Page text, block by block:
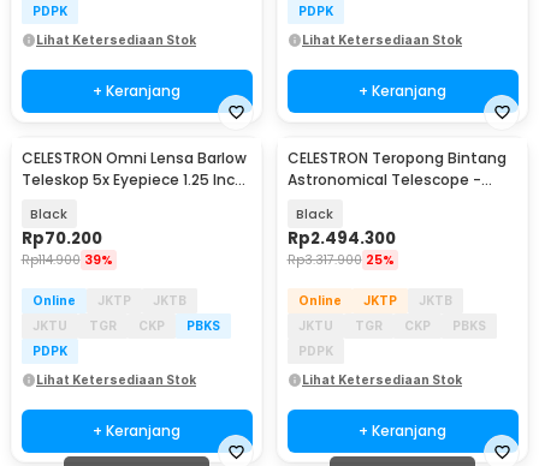
PDPK
Lihat Ketersediaan Stok
+ Keranjang
PDPK
Lihat Ketersediaan Stok
+ Keranjang
CELESTRON Omni Lensa Barlow
Teleskop 5x Eyepiece 1.25 Inch
Black
Rp70.200
Rp114.900 39%
Online JKTP
JKTB
JKTU
TGR CKP
PBKS
PDPK
Lihat Ketersediaan Stok
+ Keranjang
CELESTRON Teropong Bintang
Astronomical Telescope -
Black
Rp2.494.300
Rp3.317.900 25%
Online JKTP
JKTB
JKTU
TGR CKP
PBKS
PDPK
Lihat Ketersediaan Stok
+ Keranjang